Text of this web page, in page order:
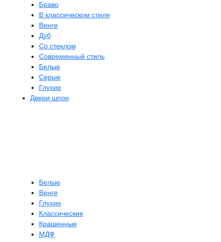
Браво
В классическом стиле
Венге
Дуб
Со стеклом
Современный стиль
Белые
Серые
Глухие
Двери шпон
Белые
Венге
Глухие
Классические
Крашенные
МДФ